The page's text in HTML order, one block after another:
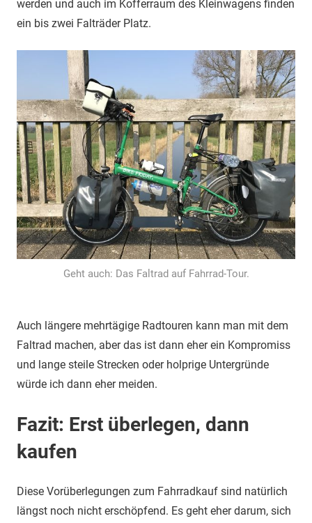
werden und auch im Kofferraum des Kleinwagens finden
ein bis zwei Falträder Platz.
Geht auch: Das Faltrad auf Fahrrad-Tour.
Auch längere mehrtägige Radtouren kann man mit dem
Faltrad machen, aber das ist dann eher ein Kompromiss
und lange steile Strecken oder holprige Untergründe
würde ich dann eher meiden.
Fazit: Erst überlegen, dann
kaufen
Diese Vorüberlegungen zum Fahrradkauf sind natürlich
längst noch nicht erschöpfend. Es geht eher darum, sich